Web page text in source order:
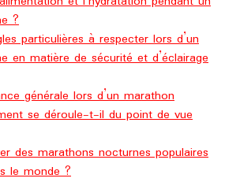
?
particulières à respecter lors d’un
en matière de sécurité et d’éclairage
générale lors d’un marathon
se déroule-t-il du point de vue
des marathons nocturnes populaires
le monde ?